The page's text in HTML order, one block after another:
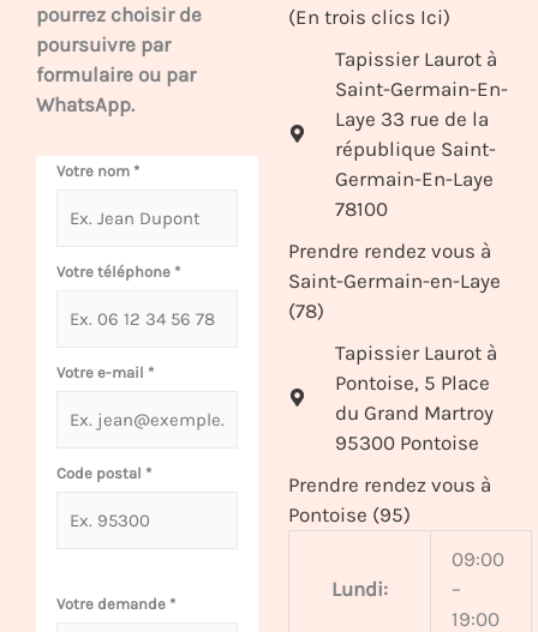
pourrez choisir de
poursuivre par
formulaire ou par
WhatsApp.
Votre nom *
Votre téléphone *
Votre e-mail *
Code postal *
Votre demande *
(En trois clics Ici)
Tapissier Laurot à
Saint-Germain-En-
Laye 33 rue de la
république Saint-
Germain-En-Laye
78100
Prendre rendez vous à
Saint-Germain-en-Laye
(78)
Tapissier Laurot à
Pontoise, 5 Place
du Grand Martroy
95300 Pontoise
Prendre rendez vous à
Pontoise (95)
Lundi:
09:00
–
19:00